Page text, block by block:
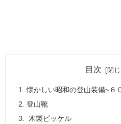
目次
懐かしい昭和の登山装備~６
登山靴
木製ピッケル